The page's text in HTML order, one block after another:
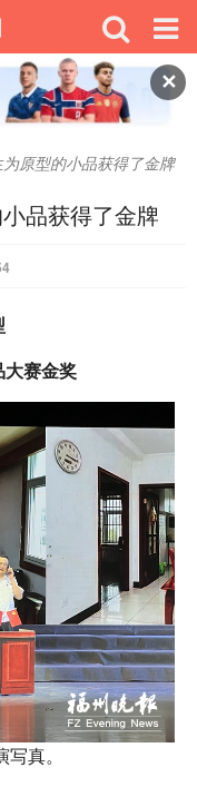
✕
原型的小品获得了金牌
品获得了金牌
大赛金奖
真。